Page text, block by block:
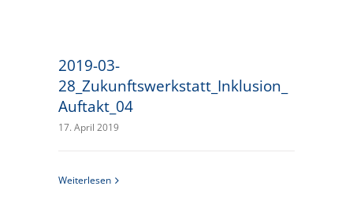
2019-03-
28_Zukunftswerkstatt_Inklusion_
Auftakt_04
17. April 2019
Weiterlesen